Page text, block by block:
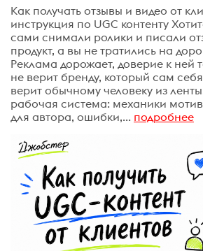
Как получать отзывы и видео от
инструкция по UGC контенту
сами снимали ролики и писали
продукт, а вы не тратились на
Реклама дорожает, доверие к ней
не верит бренду, который сам
верит обычному человеку из
рабочая система: механики
для автора, ошибки,... подробнее